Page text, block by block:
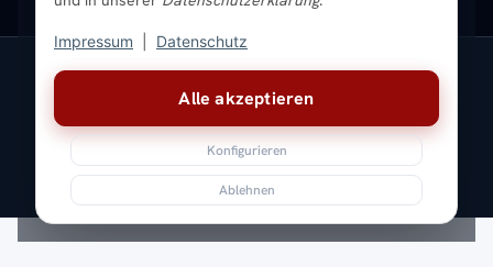
Alle akzeptieren
Konfigurieren
Ablehnen
Impressum Datenschutz
* Alle Preise inkl. gesetzlicher USt. |Kostenloser Versand
Impressum AGBWiderrufsbelehrung
Versandkosten
BatteriegesetzSitemap